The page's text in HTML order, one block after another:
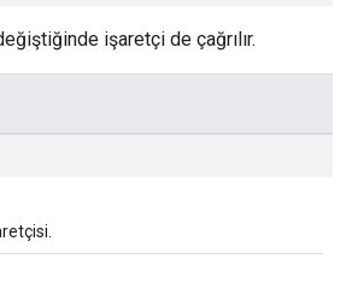
işaretçi de çağrılır.